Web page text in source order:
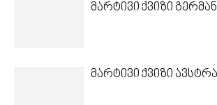
მარტივი ქვიზი
მარტივი ქვიზი